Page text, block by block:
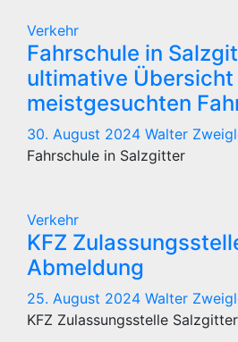
Verkehr
Fahrschule in
ultimative Übersicht
meistgesuchten
30. August 2024 Walter
Fahrschule in Salzgitter
Verkehr
KFZ
Abmeldung
25. August 2024 Walter
KFZ Zulassungsstelle